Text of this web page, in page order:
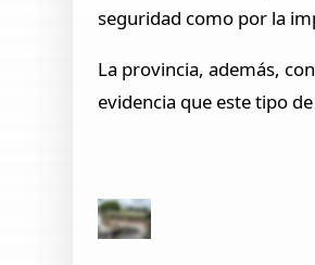
seguridad como por la
La provincia, además,
evidencia que este tipo